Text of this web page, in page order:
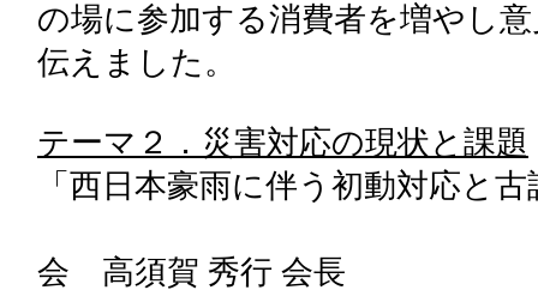
の場に参加する消費者を増やし
伝えました。
テーマ２．災害対応の現状と課題
「西日本豪雨に伴う初動対応と
会 高須賀 秀行 会長